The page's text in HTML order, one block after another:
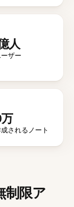
人
ザー
されるノート
制限ア